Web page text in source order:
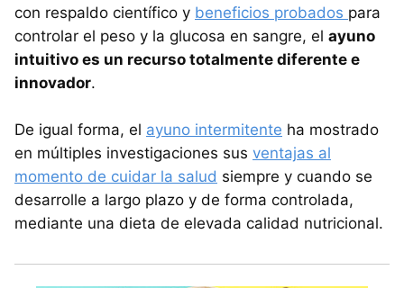
con respaldo científico y beneficios probados para
controlar el peso y la glucosa en sangre, el ayuno
intuitivo es un recurso totalmente diferente e
innovador.
De igual forma, el ayuno intermitente ha mostrado
en múltiples investigaciones sus ventajas al
momento de cuidar la salud siempre y cuando se
desarrolle a largo plazo y de forma controlada,
mediante una dieta de elevada calidad nutricional.